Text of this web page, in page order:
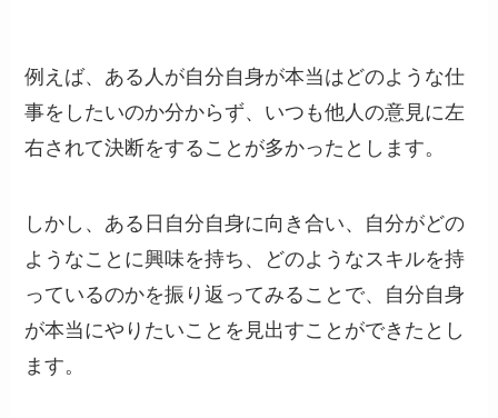
例えば、ある人が自分自身が本当はどのような仕
事をしたいのか分からず、いつも他人の意見に左
右されて決断をすることが多かったとします。
しかし、ある日自分自身に向き合い、自分がどの
ようなことに興味を持ち、どのようなスキルを持
っているのかを振り返ってみることで、自分自身
が本当にやりたいことを見出すことができたとし
ます。